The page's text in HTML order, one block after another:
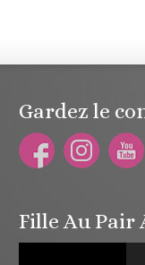
Gardez le
Fille Au Pair